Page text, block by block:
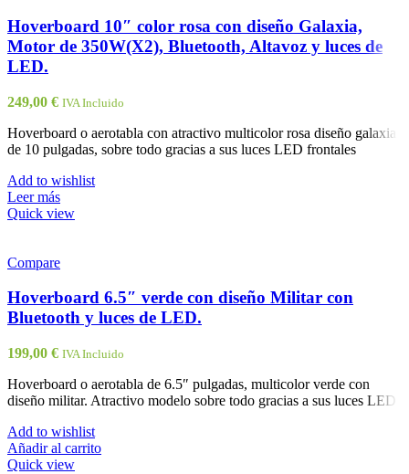
Hoverboard 10″ color rosa con diseño Galaxia,
Motor de 350W(X2), Bluetooth, Altavoz y luces de
LED.
249,00 € IVA Incluido
Hoverboard o aerotabla con atractivo multicolor rosa diseño galaxia
de 10 pulgadas, sobre todo gracias a sus luces LED frontales
Add to wishlist
Leer más
Quick view
Compare
Hoverboard 6.5″ verde con diseño Militar con
Bluetooth y luces de LED.
199,00 € IVA Incluido
Hoverboard o aerotabla de 6.5″ pulgadas, multicolor verde con
diseño militar. Atractivo modelo sobre todo gracias a sus luces LED
Add to wishlist
Añadir al carrito
Quick view